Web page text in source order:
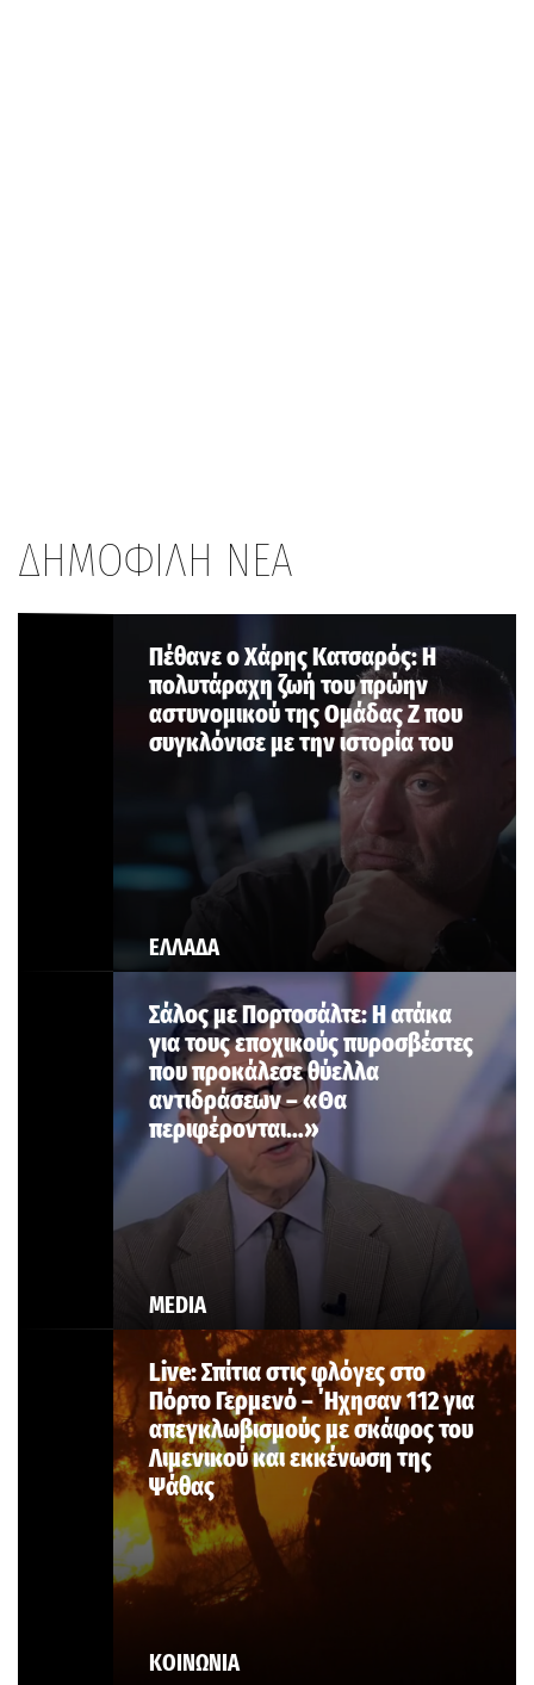
ΔΗΜΟΦΙΛΗ ΝΕΑ
ΕΛΛΑΔΑ
Πέθανε ο Χάρης Κατσαρός: Η
πολυτάραχη ζωή του πρώην
αστυνομικού της Ομάδας Ζ που
συγκλόνισε με την ιστορία του
MEDIA
Σάλος με Πορτοσάλτε: Η ατάκα
για τους εποχικούς πυροσβέστες
που προκάλεσε θύελλα
αντιδράσεων – «Θα
περιφέρονται…»
ΚΟΙΝΩΝΙΑ
Live: Σπίτια στις φλόγες στο
Πόρτο Γερμενό – ΄Ηχησαν 112 για
απεγκλωβισμούς με σκάφος του
Λιμενικού και εκκένωση της
Ψάθας